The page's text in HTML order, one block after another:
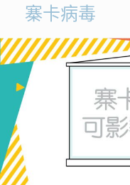
寨卡病毒